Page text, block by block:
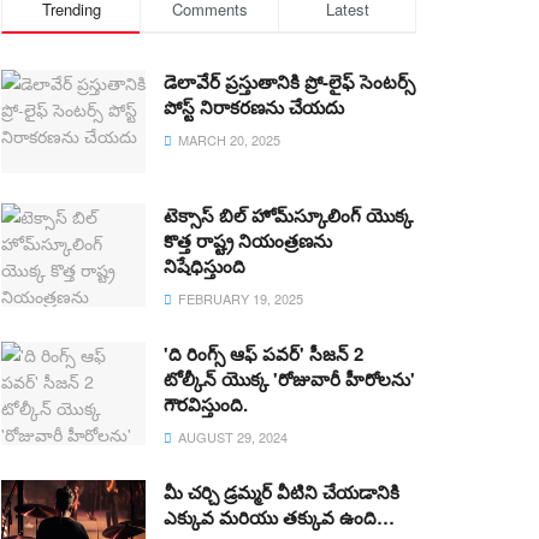
Trending Comments Latest
డెలావేర్ ప్రస్తుతానికి ప్రో-లైఫ్ సెంటర్స్
పోస్ట్ నిరాకరణను చేయదు
MARCH 20, 2025
టెక్సాస్ బిల్ హోమ్‌స్కూలింగ్ యొక్క
కొత్త రాష్ట్ర నియంత్రణను
నిషేధిస్తుంది
FEBRUARY 19, 2025
'ది రింగ్స్ ఆఫ్ పవర్' సీజన్ 2
టోల్కీన్ యొక్క 'రోజువారీ హీరోలను'
గౌరవిస్తుంది.
AUGUST 29, 2024
మీ చర్చి డ్రమ్మర్ వీటిని చేయడానికి
ఎక్కువ మరియు తక్కువ ఉంది…